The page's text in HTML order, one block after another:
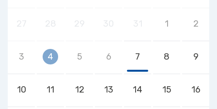
1 2
3 4 5 6 7 8 9
10 11 12 13 14 15 16